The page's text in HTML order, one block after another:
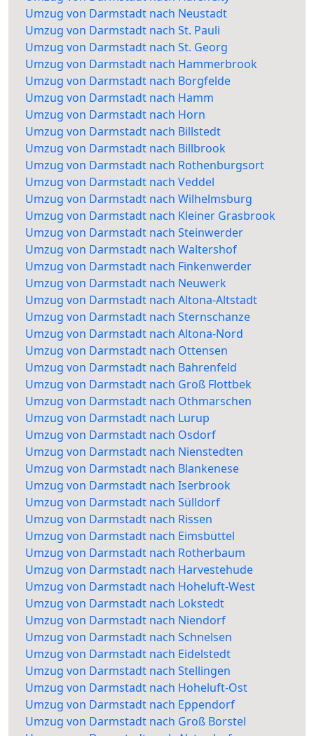
Umzug von Darmstadt nach Neustadt
Umzug von Darmstadt nach St. Pauli
Umzug von Darmstadt nach St. Georg
Umzug von Darmstadt nach Hammerbrook
Umzug von Darmstadt nach Borgfelde
Umzug von Darmstadt nach Hamm
Umzug von Darmstadt nach Horn
Umzug von Darmstadt nach Billstedt
Umzug von Darmstadt nach Billbrook
Umzug von Darmstadt nach Rothenburgsort
Umzug von Darmstadt nach Veddel
Umzug von Darmstadt nach Wilhelmsburg
Umzug von Darmstadt nach Kleiner Grasbrook
Umzug von Darmstadt nach Steinwerder
Umzug von Darmstadt nach Waltershof
Umzug von Darmstadt nach Finkenwerder
Umzug von Darmstadt nach Neuwerk
Umzug von Darmstadt nach Altona-Altstadt
Umzug von Darmstadt nach Sternschanze
Umzug von Darmstadt nach Altona-Nord
Umzug von Darmstadt nach Ottensen
Umzug von Darmstadt nach Bahrenfeld
Umzug von Darmstadt nach Groß Flottbek
Umzug von Darmstadt nach Othmarschen
Umzug von Darmstadt nach Lurup
Umzug von Darmstadt nach Osdorf
Umzug von Darmstadt nach Nienstedten
Umzug von Darmstadt nach Blankenese
Umzug von Darmstadt nach Iserbrook
Umzug von Darmstadt nach Sülldorf
Umzug von Darmstadt nach Rissen
Umzug von Darmstadt nach Eimsbüttel
Umzug von Darmstadt nach Rotherbaum
Umzug von Darmstadt nach Harvestehude
Umzug von Darmstadt nach Hoheluft-West
Umzug von Darmstadt nach Lokstedt
Umzug von Darmstadt nach Niendorf
Umzug von Darmstadt nach Schnelsen
Umzug von Darmstadt nach Eidelstedt
Umzug von Darmstadt nach Stellingen
Umzug von Darmstadt nach Hoheluft-Ost
Umzug von Darmstadt nach Eppendorf
Umzug von Darmstadt nach Groß Borstel